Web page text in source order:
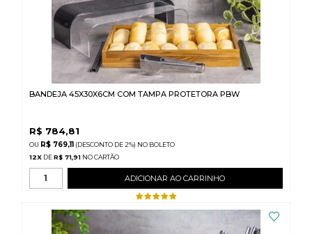
BANDEJA 45X30X6CM COM TAMPA PROTETORA PBW
R$ 784,81
R$ 769,11 (DESCONTO DE 2%) NO BOLETO
12X DE R$ 71,91
ADICIONAR AO CARRINHO